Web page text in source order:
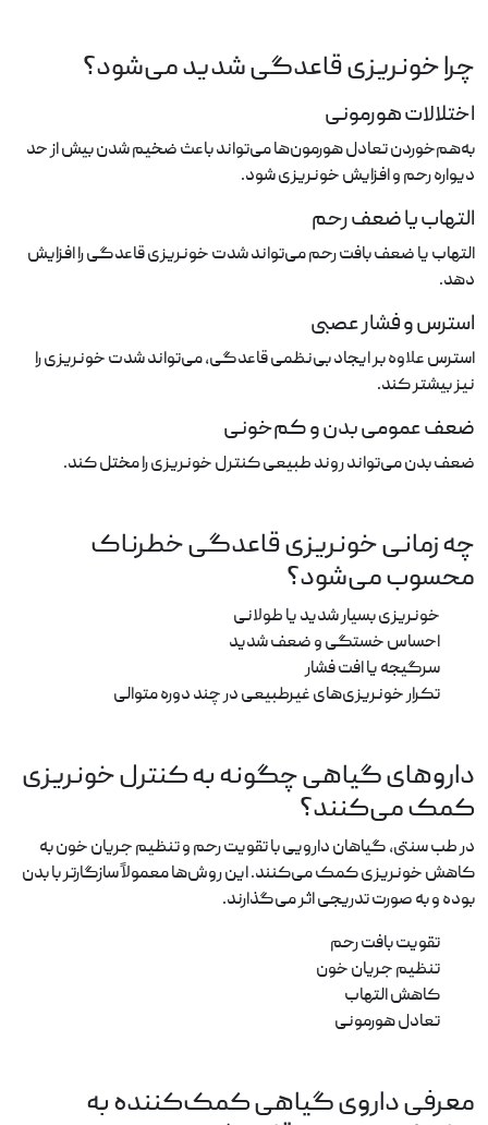
چرا خونریزی قاعدگی شدید می‌شود؟
اختلالات هورمونی
به‌هم‌خوردن تعادل هورمون‌ها می‌تواند باعث ضخیم شدن بیش از حد
دیواره رحم و افزایش خونریزی شود.
التهاب یا ضعف رحم
التهاب یا ضعف بافت رحم می‌تواند شدت خونریزی قاعدگی را افزایش
دهد.
استرس و فشار عصبی
استرس علاوه بر ایجاد بی‌نظمی قاعدگی، می‌تواند شدت خونریزی را
نیز بیشتر کند.
ضعف عمومی بدن و کم‌خونی
ضعف بدن می‌تواند روند طبیعی کنترل خونریزی را مختل کند.
چه زمانی خونریزی قاعدگی خطرناک
محسوب می‌شود؟
خونریزی بسیار شدید یا طولانی
احساس خستگی و ضعف شدید
سرگیجه یا افت فشار
تکرار خونریزی‌های غیرطبیعی در چند دوره متوالی
داروهای گیاهی چگونه به کنترل خونریزی
کمک می‌کنند؟
در طب سنتی، گیاهان دارویی با تقویت رحم و تنظیم جریان خون به
کاهش خونریزی کمک می‌کنند. این روش‌ها معمولاً سازگارتر با بدن
بوده و به صورت تدریجی اثر می‌گذارند.
تقویت بافت رحم
تنظیم جریان خون
کاهش التهاب
تعادل هورمونی
معرفی داروی گیاهی کمک‌کننده به